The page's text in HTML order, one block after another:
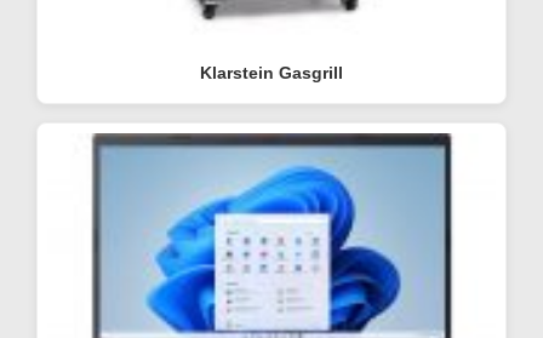
Klarstein Gasgrill